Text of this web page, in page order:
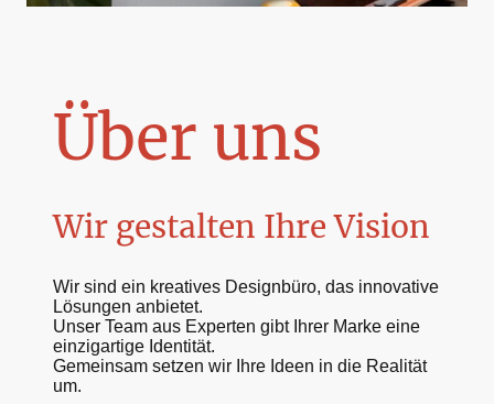
Über uns
Wir gestalten Ihre Vision
Wir sind ein kreatives Designbüro, das innovative
Lösungen anbietet.
Unser Team aus Experten gibt Ihrer Marke eine
einzigartige Identität.
Gemeinsam setzen wir Ihre Ideen in die Realität
um.